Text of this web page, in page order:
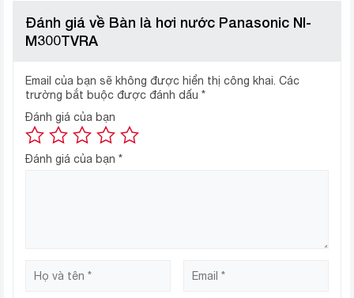
Bàn ủi lướt nhẹ và êm trên mặt vải, giúp bảo vệ bề mặt
Đánh giá về Bàn là hơi nước Panasonic NI-
M300TVRA
Email của bạn sẽ không được hiển thị công khai. Các
trường bắt buộc được đánh dấu *
Đánh giá của bạn
Đánh giá của bạn *